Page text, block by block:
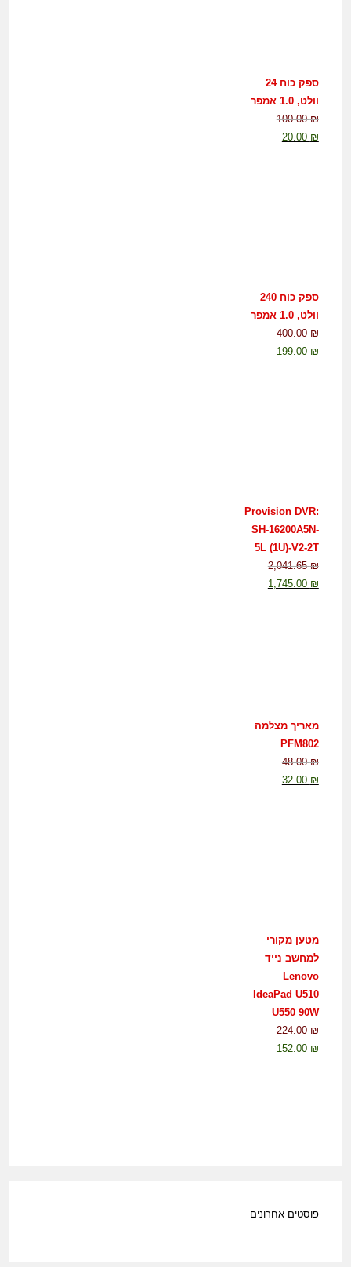
ספק כוח 24
וולט, 1.0 אמפר
100.00₪
20.00 ₪
ספק כוח 240
וולט, 1.0 אמפר
400.00₪
199.00 ₪
Provision DVR:
SH-16200A5N-
5L (1U)-V2-2T
2,041.65₪
1,745.00 ₪
מאריך מצלמה
PFM802
48.00₪
32.00 ₪
מטען מקורי
למחשב נייד
Lenovo
IdeaPad U510
U550 90W
224.00₪
152.00 ₪
פוסטים אחרונים